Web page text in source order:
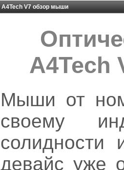
A4Tech V7 обзор мыши
A4Tech
Мыши от
своему
солидности
девайс уже